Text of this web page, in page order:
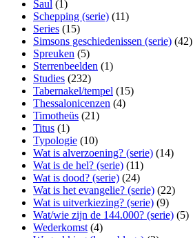
Saul (1)
Schepping (serie) (11)
Series (15)
Simsons geschiedenissen (serie) (42)
Spreuken (5)
Sterrenbeelden (1)
Studies (232)
Tabernakel/tempel (15)
Thessalonicenzen (4)
Timotheüs (21)
Titus (1)
Typologie (10)
Wat is alverzoening? (serie) (14)
Wat is de hel? (serie) (11)
Wat is dood? (serie) (24)
Wat is het evangelie? (serie) (22)
Wat is uitverkiezing? (serie) (9)
Wat/wie zijn de 144.000? (serie) (5)
Wederkomst(4)